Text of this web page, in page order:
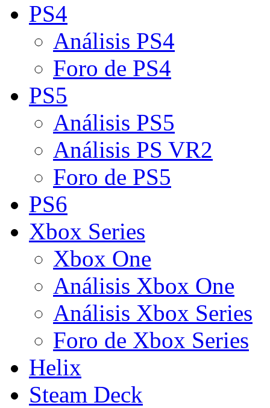
PS4
Análisis PS4
Foro de PS4
PS5
Análisis PS5
Análisis PS VR2
Foro de PS5
PS6
Xbox Series
Xbox One
Análisis Xbox One
Análisis Xbox Series
Foro de Xbox Series
Helix
Steam Deck